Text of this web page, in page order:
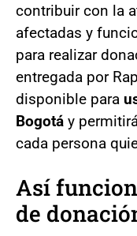
contribuir con la
afectadas y
para realizar
entregada por
disponible para
Bogotá y
cada persona
Así
de